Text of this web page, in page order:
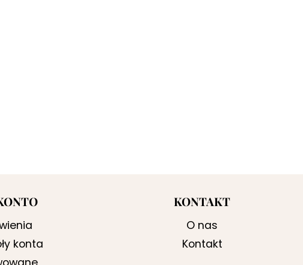
konta
KONTAKT
O nas
Kontakt